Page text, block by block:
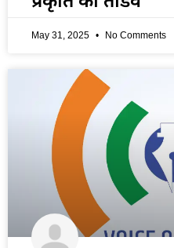
May 31, 2025 No Comments